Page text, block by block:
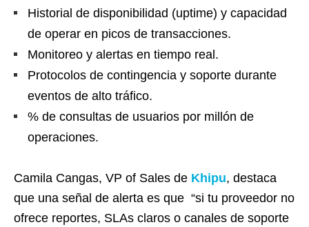
Historial de disponibilidad (uptime) y capacidad
de operar en picos de transacciones.
Monitoreo y alertas en tiempo real.
Protocolos de contingencia y soporte durante
eventos de alto tráfico.
% de consultas de usuarios por millón de
operaciones.
Camila Cangas, VP of Sales de Khipu, destaca
que una señal de alerta es que “si tu proveedor no
ofrece reportes, SLAs claros o canales de soporte